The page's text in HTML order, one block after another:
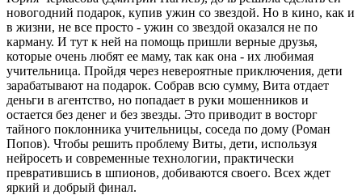
новогодний подарок, купив ужин со звездой. Но в кино, как и
в жизни, не все просто - ужин со звездой оказался не по
карману. И тут к ней на помощь пришли верные друзья,
которые очень любят ее маму, так как она - их любимая
учительница. Пройдя через невероятные приключения, дети
зарабатывают на подарок. Собрав всю сумму, Вита отдает
деньги в агентство, но попадает в руки мошенников и
остается без денег и без звезды. Это приводит в восторг
тайного поклонника учительницы, соседа по дому (Роман
Попов). Чтобы решить проблему Виты, дети, используя
нейросеть и современные технологии, практически
превратившись в шпионов, добиваются своего. Всех ждет
яркий и добрый финал.